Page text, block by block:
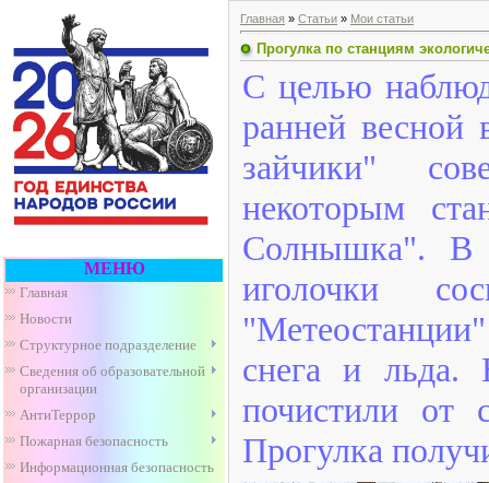
МЕНЮ
Главная
Новости
Структурное подразделение
Сведения об образовательной
организации
АнтиТеррор
Пожарная безопасность
Информационная безопасность
Главная » Статьи » Мои статьи
Прогулка по станциям
С целью
ранней весной
зайчики"
некоторым
Солнышка". В
иголочки
снега и льда.
почистили от
Прогулка